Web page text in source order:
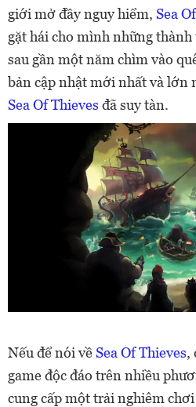
giới mở đầy nguy hiểm, Sea
gặt hái cho mình những thành
sau gần một năm chìm vào
bản cập nhật mới nhất và lớn
Sea Of Thieves đã suy tàn.
Nếu để nói vềSea Of Thieves,
game độc đáo trên nhiều
cung cấp một trải nghiêm